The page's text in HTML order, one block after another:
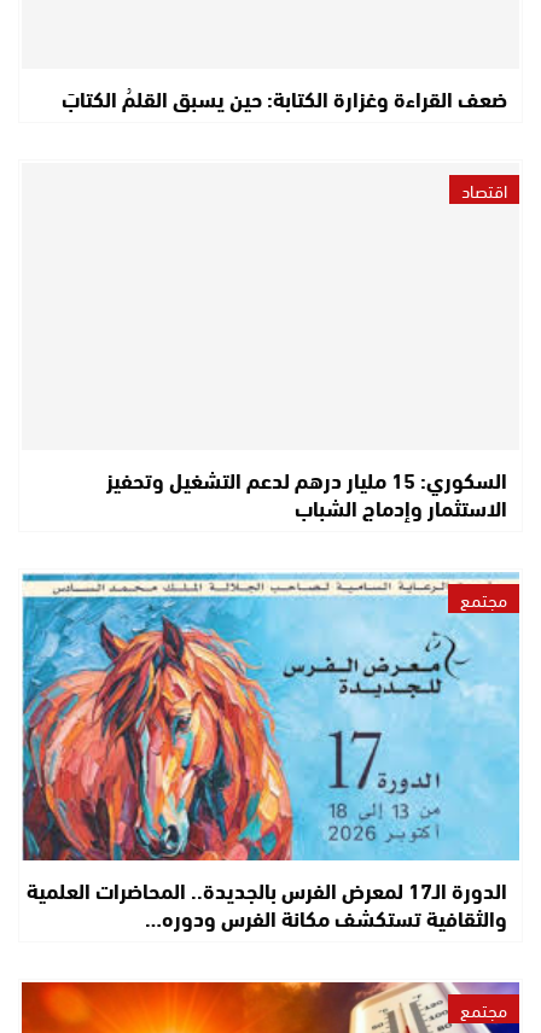
ضعف القراءة وغزارة الكتابة: حين يسبق القلمُ الكتابَ
اقتصاد
السكوري: 15 مليار درهم لدعم التشغيل وتحفيز
الاستثمار وإدماج الشباب
مجتمع
الدورة الـ17 لمعرض الفرس بالجديدة.. المحاضرات العلمية
والثقافية تستكشف مكانة الفرس ودوره…
مجتمع